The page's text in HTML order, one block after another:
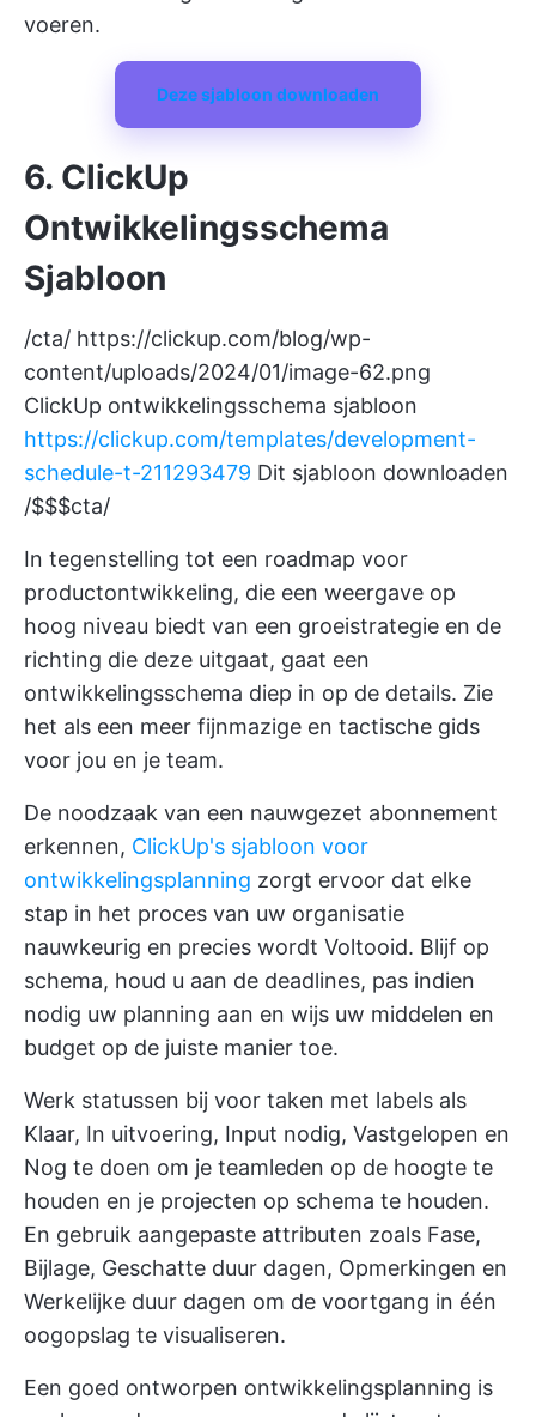
voeren.
Deze sjabloon downloaden
6. ClickUp
Ontwikkelingsschema
Sjabloon
/cta/ https://clickup.com/blog/wp-
content/uploads/2024/01/image-62.png
ClickUp ontwikkelingsschema sjabloon
https://clickup.com/templates/development-
schedule-t-211293479 Dit sjabloon downloaden
/$$$cta/
In tegenstelling tot een roadmap voor
productontwikkeling, die een weergave op
hoog niveau biedt van een groeistrategie en de
richting die deze uitgaat, gaat een
ontwikkelingsschema diep in op de details. Zie
het als een meer fijnmazige en tactische gids
voor jou en je team.
De noodzaak van een nauwgezet abonnement
erkennen, ClickUp's sjabloon voor
ontwikkelingsplanning zorgt ervoor dat elke
stap in het proces van uw organisatie
nauwkeurig en precies wordt Voltooid. Blijf op
schema, houd u aan de deadlines, pas indien
nodig uw planning aan en wijs uw middelen en
budget op de juiste manier toe.
Werk statussen bij voor taken met labels als
Klaar, In uitvoering, Input nodig, Vastgelopen en
Nog te doen om je teamleden op de hoogte te
houden en je projecten op schema te houden.
En gebruik aangepaste attributen zoals Fase,
Bijlage, Geschatte duur dagen, Opmerkingen en
Werkelijke duur dagen om de voortgang in één
oogopslag te visualiseren.
Een goed ontworpen ontwikkelingsplanning is